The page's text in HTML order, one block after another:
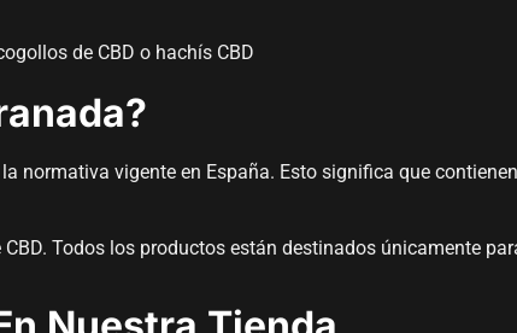
de CBD o hachís CBD
normativa vigente en España. Esto significa que
Todos los productos están destinados únicamente